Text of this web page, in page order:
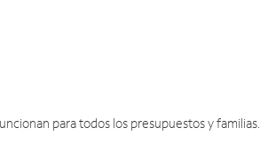
para todos los presupuestos y familias.